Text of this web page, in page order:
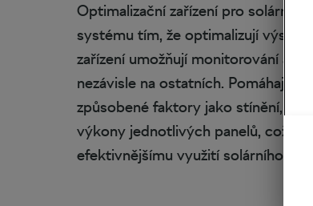
Optimalizační zařízení pro solární
systému tím, že optimalizují
zařízení umožňují monitorování a
nezávisle na ostatních. Pomáhají
způsobené faktory jako stínění,
výkony jednotlivých panelů, což
efektivnějšímu využití solárního